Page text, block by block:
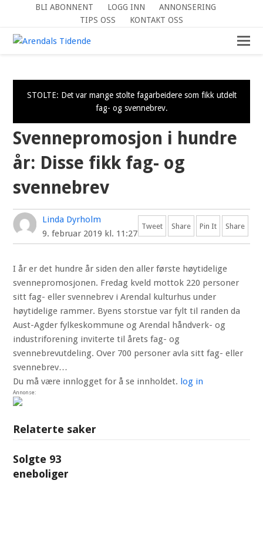
BLI ABONNENT LOGG INN
ANNONSERING
TIPS OSS
KONTAKT OSS
STOLTE: Det var mange stolte fagarbeidere som fikk utdelt
fag- og svennebrev.
Svennepromosjon i hundre
år: Disse fikk fag- og
svennebrev
Tweet Share Pin It Share
Linda Dyrholm
9. februar 2019 kl. 11:27
I år er det hundre år siden den aller første høytidelige
svennepromosjonen. Fredag kveld mottok 220 personer
sitt fag- eller svennebrev i Arendal kulturhus under
høytidelige rammer. Byens storstue var fylt til randen da
Aust-Agder fylkeskommune og Arendal håndverk- og
industriforening inviterte til årets fag- og
svennebrevutdeling. Over 700 personer avla sitt fag- eller
svennebrev…
Du må være innlogget for å se innholdet. log in
Annonse:
Relaterte saker
Solgte 93
eneboliger